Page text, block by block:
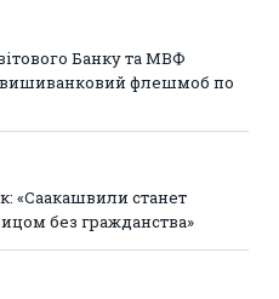
Банку та МВФ
флешмоб по
«Саакашвили станет
без гражданства»